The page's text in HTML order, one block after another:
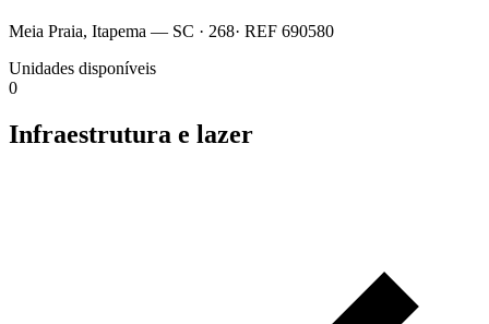
Meia Praia, Itapema — SC · 268· REF 690580
Unidades disponíveis
0
Infraestrutura e lazer